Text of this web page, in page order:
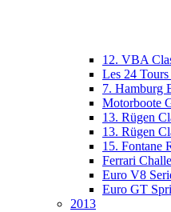
12. VBA
Les 24
7. Hamburg
Motorboote
13. Rügen
13. Rügen
15. Fontane
Ferrari
Euro V8
Euro GT
2013